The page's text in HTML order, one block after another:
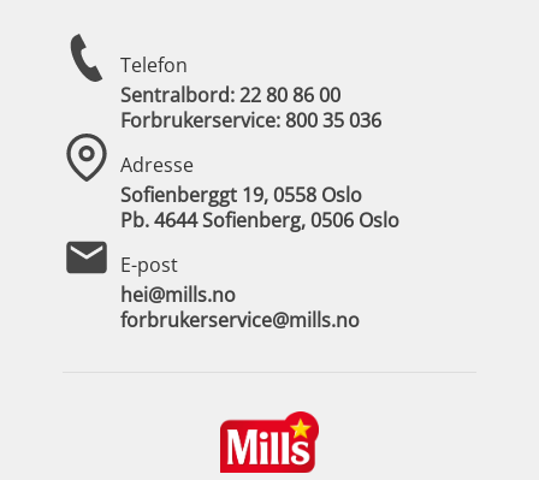
Telefon
Sentralbord:22 80 86 00
Forbrukerservice:800 35 036
Adresse
Sofienberggt 19, 0558 Oslo
Pb. 4644 Sofienberg, 0506 Oslo
E-post
hei@mills.no
forbrukerservice@mills.no